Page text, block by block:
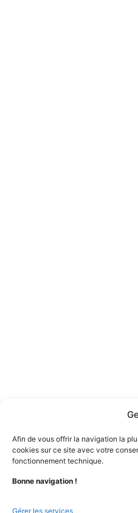
Afin de vous offrir la navigation la
cookies sur ce site avec votre
fonctionnement technique.
Bonne navigation !
Gérer les services